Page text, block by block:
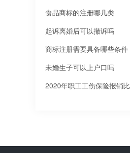
食品商标的注册哪几类
起诉离婚后可以撤诉吗
商标注册需要具备哪些条件
未婚生子可以上户口吗
2020年职工工伤保险报销